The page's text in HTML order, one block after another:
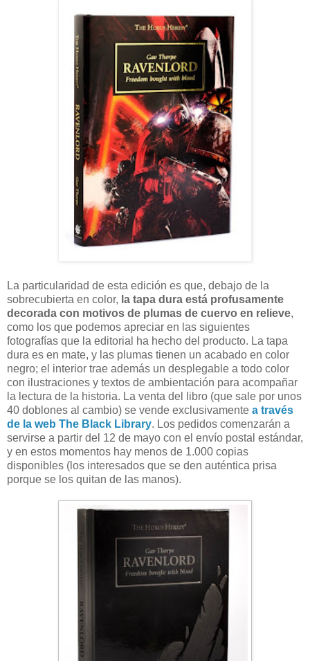
La particularidad de esta edición es que, debajo de la
sobrecubierta en color, la tapa dura está profusamente
decorada con motivos de plumas de cuervo en relieve,
como los que podemos apreciar en las siguientes
fotografías que la editorial ha hecho del producto. La tapa
dura es en mate, y las plumas tienen un acabado en color
negro; el interior trae además un desplegable a todo color
con ilustraciones y textos de ambientación para acompañar
la lectura de la historia. La venta del libro (que sale por unos
40 doblones al cambio) se vende exclusivamente a través
de la web The Black Library. Los pedidos comenzarán a
servirse a partir del 12 de mayo con el envío postal estándar,
y en estos momentos hay menos de 1.000 copias
disponibles (los interesados que se den auténtica prisa
porque se los quitan de las manos).